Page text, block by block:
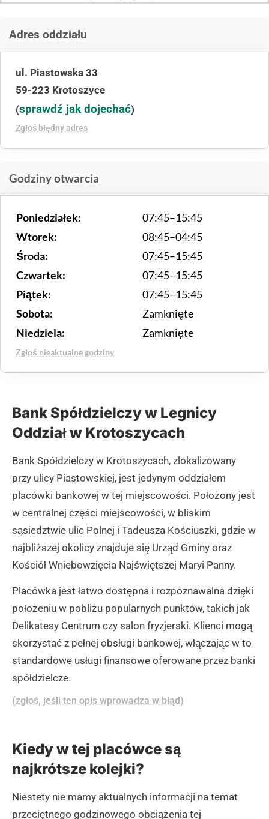
Adres oddziału
ul. Piastowska 33
59-223 Krotoszyce
(sprawdź jak dojechać)
Zgłoś błędny adres
Godziny otwarcia
Poniedziałek:
07:45–15:45
Wtorek:
08:45–04:45
Środa:
07:45–15:45
Czwartek:
07:45–15:45
Piątek:
07:45–15:45
Sobota:
Zamknięte
Niedziela:
Zamknięte
Zgłoś nieaktualne godziny
Bank Spółdzielczy w Legnicy
Oddział w Krotoszycach
Bank Spółdzielczy w Krotoszycach, zlokalizowany
przy ulicy Piastowskiej, jest jedynym oddziałem
placówki bankowej w tej miejscowości. Położony jest
w centralnej części miejscowości, w bliskim
sąsiedztwie ulic Polnej i Tadeusza Kościuszki, gdzie w
najbliższej okolicy znajduje się Urząd Gminy oraz
Kościół Wniebowzięcia Najświętszej Maryi Panny.
Placówka jest łatwo dostępna i rozpoznawalna dzięki
położeniu w pobliżu popularnych punktów, takich jak
Delikatesy Centrum czy salon fryzjerski. Klienci mogą
skorzystać z pełnej obsługi bankowej, włączając w to
standardowe usługi finansowe oferowane przez banki
spółdzielcze.
(zgłoś, jeśli ten opis wprowadza w błąd)
Kiedy w tej placówce są
najkrótsze kolejki?
Niestety nie mamy aktualnych informacji na temat
przeciętnego godzinowego obciążenia tej